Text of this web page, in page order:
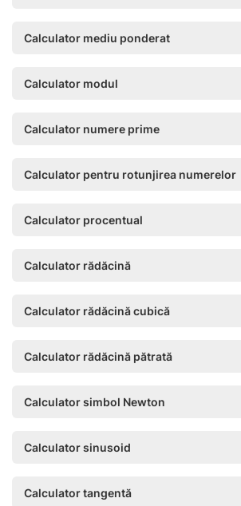
Calculator mediu ponderat
Calculator modul
Calculator numere prime
Calculator pentru rotunjirea numerelor
Calculator procentual
Calculator rădăcină
Calculator rădăcină cubică
Calculator rădăcină pătrată
Calculator simbol Newton
Calculator sinusoid
Calculator tangentă